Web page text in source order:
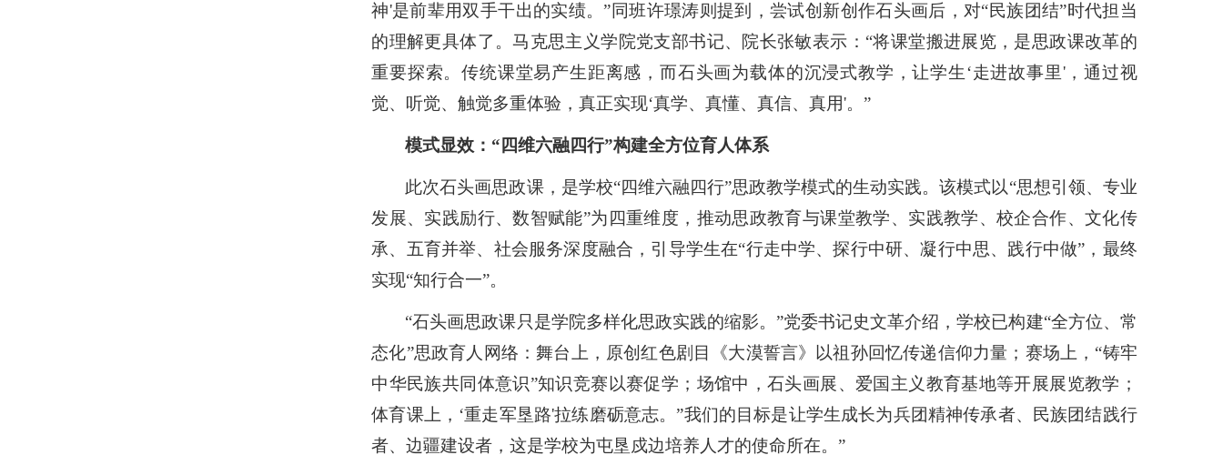
神'是前辈用双手干出的实绩。”同班许璟涛则提到，尝试创新创作石头画后，对“民族团结”时代担当
的理解更具体了。马克思主义学院党支部书记、院长张敏表示： “将课堂搬进展览，是思政课改革的
重要探索。传统课堂易产生距离感，而石头画为载体的沉浸式教学，让学生‘走进故事里'，通过视
觉、听觉、触觉多重体验，真正实现‘真学、真懂、真信、真用'。”
模式显效： “ 四维六融四行”构建全方位育人体系
此次石头画思政课，是学校“四维六融四行”思政教学模式的生动实践。该模式以“思想引领、专业
发展、实践励行、数智赋能”为四重维度，推动思政教育与课堂教学、实践教学、校企合作、文化传
承、五育并举、社会服务深度融合，引导学生在“行走中学、探行中研、凝行中思、践行中做” ，最终
实现“知行合一”。
“石头画思政课只是学院多样化思政实践的缩影。”党委书记史文革介绍，学校已构建“全方位、常
态化”思政育人网络：舞台上，原创红色剧目《大漠誓言》以祖孙回忆传递信仰力量；赛场上， “铸牢
中华民族共同体意识”知识竞赛以赛促学；场馆中，石头画展、爱国主义教育基地等开展展览教学；
体育课上 ， ‘重走军垦路'拉练磨砺意志。”我们的目标是让学生成长为兵团精神传承者、民族团结践行
者、边疆建设者，这是学校为屯垦戍边培养人才的使命所在。”